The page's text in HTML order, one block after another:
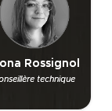
Rossignol
technique